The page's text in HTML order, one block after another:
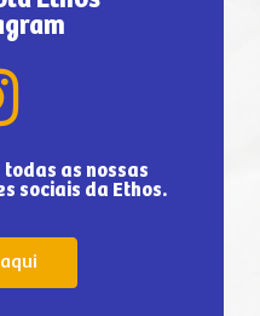
todas as nossas
sociais da Ethos.